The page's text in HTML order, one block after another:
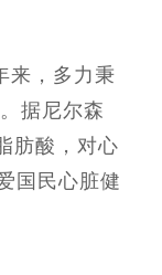
来，多力秉
据尼尔森
肪酸，对心
国民心脏健